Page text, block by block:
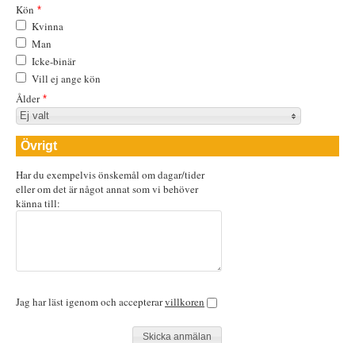
Kön *
Kvinna
Man
Icke-binär
Vill ej ange kön
Ålder*
Ej valt
Övrigt
Har du exempelvis önskemål om dagar/tider
eller om det är något annat som vi behöver
känna till:
Jag har läst igenom och accepterarvillkoren